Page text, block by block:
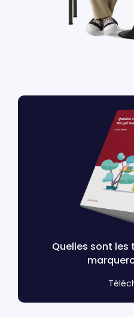
Quelles sont les